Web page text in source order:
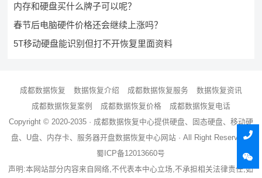
内存和硬盘买什么牌子可以呢？
春节后电脑硬件价格还会继续上涨吗？
5T移动硬盘能识别但打不开恢复里面资料
成都数据恢复 数据恢复介绍 成都数据恢复服务
数据恢复资讯
成都数据恢复案例
成都数据恢复价格
成都数据恢复电话
Copyright © 2020-2035 · 成都数据恢复中心提供硬盘、固态硬盘、移动硬
盘、U盘、内存卡、服务器开盘数据恢复中心网站 · All Right Reserved ·
蜀ICP备12013660号
声明:本网站部分内容来自网络,不代表本中心立场,不承担相关法律责任,如